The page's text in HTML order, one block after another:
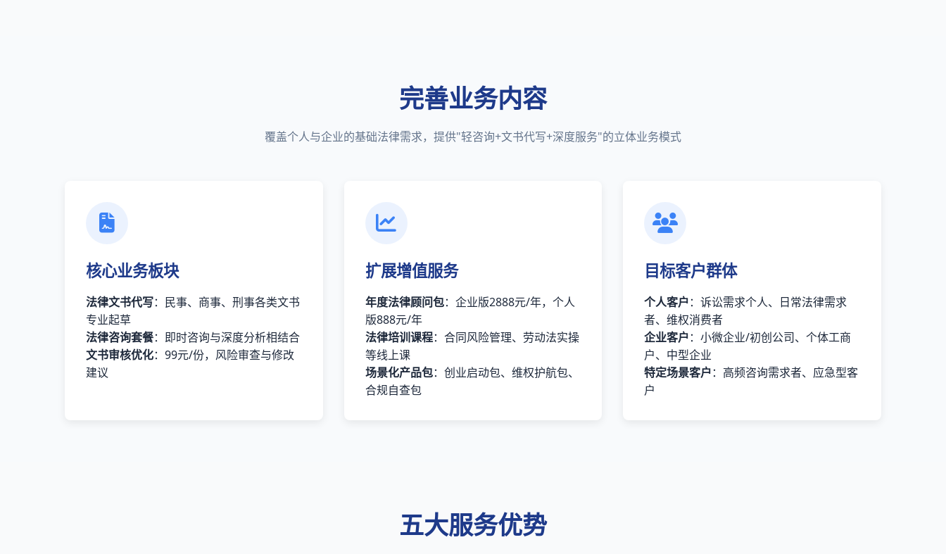
完善业务内容
覆盖个人与企业的基础法律需求，提供"轻咨询+文书代写+深度服务"的立体业务模式
核心业务板块
法律文书代写：民事、商事、刑事各类文书
专业起草
法律咨询套餐：即时咨询与深度分析相结合
文书审核优化：99元/份，风险审查与修改
建议
扩展增值服务
年度法律顾问包：企业版2888元/年，个人
版888元/年
法律培训课程：合同风险管理、劳动法实操
等线上课
场景化产品包：创业启动包、维权护航包、
合规自查包
目标客户群体
个人客户：诉讼需求个人、日常法律需求
者、维权消费者
企业客户：小微企业/初创公司、个体工商
户、中型企业
特定场景客户：高频咨询需求者、应急型客
户
五大服务优势